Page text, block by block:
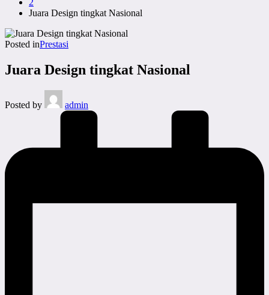
2
Juara Design tingkat Nasional
Posted inPrestasi
Juara Design tingkat Nasional
Posted by admin